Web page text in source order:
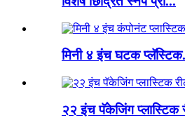
मिनी ४ इंच घटक
२२ इंच पॅकेजिंग प्लास्टिक